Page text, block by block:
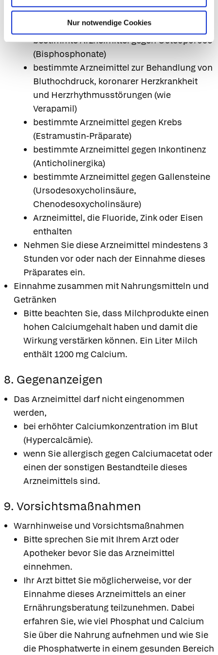
Nur notwendige Cookies
bestimmte Arzneimittel gegen Pilze
(Ketoconazol)
bestimmte Arzneimittel gegen Osteoporose
(Bisphosphonate)
bestimmte Arzneimittel zur Behandlung von
Bluthochdruck, koronarer Herzkrankheit
und Herzrhythmusstörungen (wie
Verapamil)
bestimmte Arzneimittel gegen Krebs
(Estramustin-Präparate)
bestimmte Arzneimittel gegen Inkontinenz
(Anticholinergika)
bestimmte Arzneimittel gegen Gallensteine
(Ursodesoxycholinsäure,
Chenodesoxycholinsäure)
Arzneimittel, die Fluoride, Zink oder Eisen
enthalten
Nehmen Sie diese Arzneimittel mindestens 3
Stunden vor oder nach der Einnahme dieses
Präparates ein.
Einnahme zusammen mit Nahrungsmitteln und
Getränken
Bitte beachten Sie, dass Milchprodukte einen
hohen Calciumgehalt haben und damit die
Wirkung verstärken können. Ein Liter Milch
enthält 1200 mg Calcium.
8. Gegenanzeigen
Das Arzneimittel darf nicht eingenommen
werden,
bei erhöhter Calciumkonzentration im Blut
(Hypercalcämie).
wenn Sie allergisch gegen Calciumacetat oder
einen der sonstigen Bestandteile dieses
Arzneimittels sind.
9. Vorsichtsmaßnahmen
Warnhinweise und Vorsichtsmaßnahmen
Bitte sprechen Sie mit Ihrem Arzt oder
Apotheker bevor Sie das Arzneimittel
einnehmen.
Ihr Arzt bittet Sie möglicherweise, vor der
Einnahme dieses Arzneimittels an einer
Ernährungsberatung teilzunehmen. Dabei
erfahren Sie, wie viel Phosphat und Calcium
Sie über die Nahrung aufnehmen und wie Sie
die Phosphatwerte in einem gesunden Bereich